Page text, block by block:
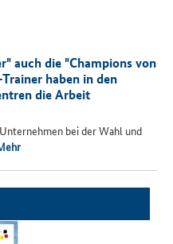
auch die "Champions von
haben in den
die Arbeit
bei der Wahl und